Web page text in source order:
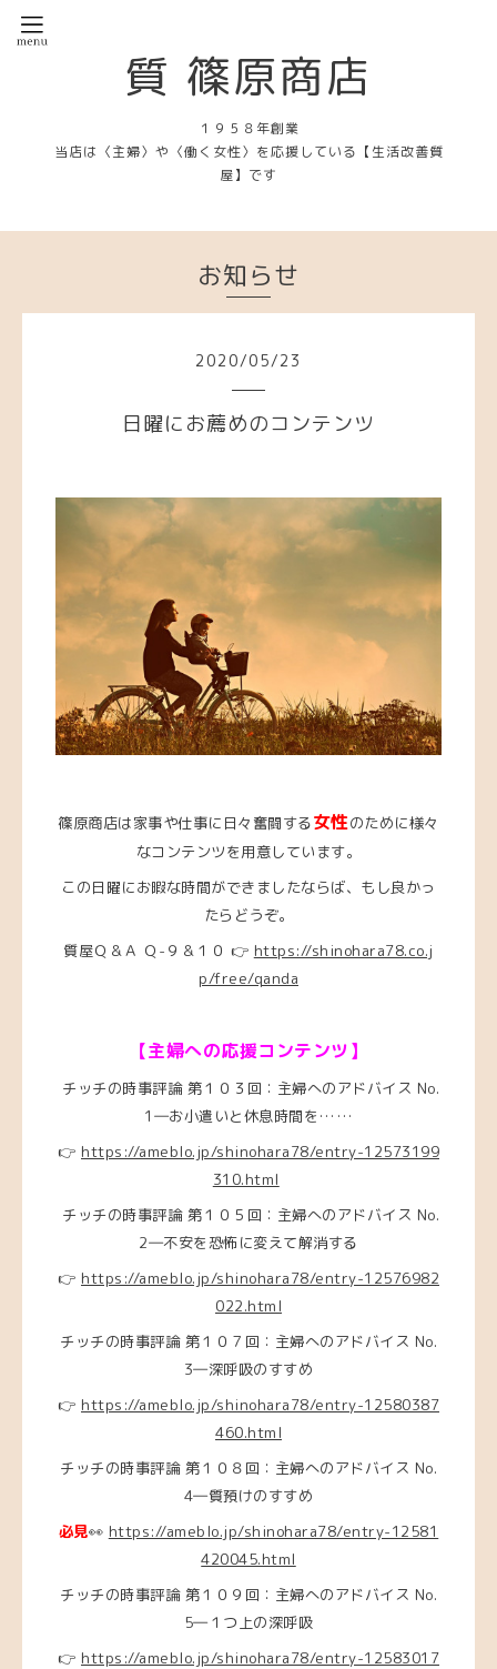
質 篠原商店
１９５８年創業
当店は〈主婦〉や〈働く女性〉を応援している【生活改善質
屋】です
お知らせ
2020/05/23
日曜にお薦めのコンテンツ
篠原商店は家事や仕事に日々奮闘する女性のために様々
なコンテンツを用意しています。
この日曜にお暇な時間ができましたならば、もし良かっ
たらどうぞ。
質屋Ｑ＆Ａ Ｑ-９＆１０ 👉 https://shinohara78.co.j
p/free/qanda
【主婦への応援コンテンツ】
チッチの時事評論 第１０３回：主婦へのアドバイス No.
1―お小遣いと休息時間を……
👉 https://ameblo.jp/shinohara78/entry-12573199
310.html
チッチの時事評論 第１０５回：主婦へのアドバイス No.
2―不安を恐怖に変えて解消する
👉 https://ameblo.jp/shinohara78/entry-12576982
022.html
チッチの時事評論 第１０７回：主婦へのアドバイス No.
3―深呼吸のすすめ
👉 https://ameblo.jp/shinohara78/entry-12580387
460.html
チッチの時事評論 第１０８回：主婦へのアドバイス No.
4―質預けのすすめ
必見👀 https://ameblo.jp/shinohara78/entry-12581
420045.html
チッチの時事評論 第１０９回：主婦へのアドバイス No.
5―１つ上の深呼吸
👉 https://ameblo.jp/shinohara78/entry-12583017